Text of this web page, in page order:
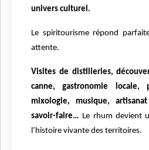
univers culturel.
Le spiritourisme répond
attente.
Visites de distilleries,
canne, gastronomie locale,
mixologie, musique,
savoir-faire… Le rhum devient
l’histoire vivante des territoires.